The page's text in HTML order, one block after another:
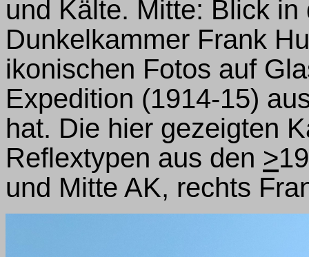
und Kälte. Mitte: Blick
Dunkelkammer Frank
ikonischen Fotos auf
Expedition (1914-15)
hat. Die hier gezeigten
Reflextypen aus den >
und Mitte AK, rechts